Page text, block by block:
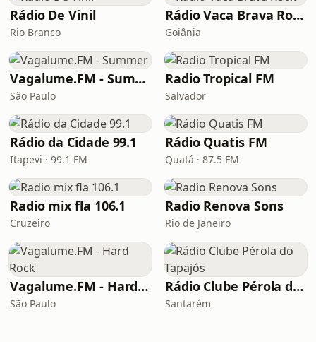
Rádio De Vinil
Rio Branco
Rádio Vaca Brava Rock
Goiânia
Vagalume.FM - Summer
São Paulo
Radio Tropical FM
Salvador
Rádio da Cidade 99.1
Itapevi · 99.1 FM
Rádio Quatis FM
Quatá · 87.5 FM
Radio mix fla 106.1
Cruzeiro
Radio Renova Sons
Rio de Janeiro
Vagalume.FM - Hard Rock
São Paulo
Rádio Clube Pérola do Tapajós
Santarém